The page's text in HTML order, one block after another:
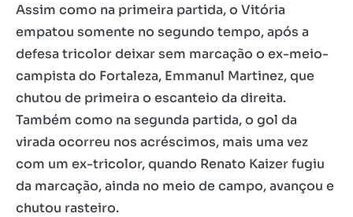
Assim como na primeira partida, o Vitória
empatou somente no segundo tempo, após a
defesa tricolor deixar sem marcação o ex-meio-
campista do Fortaleza, Emmanul Martinez, que
chutou de primeira o escanteio da direita.
Também como na segunda partida, o gol da
virada ocorreu nos acréscimos, mais uma vez
com um ex-tricolor, quando Renato Kaizer fugiu
da marcação, ainda no meio de campo, avançou e
chutou rasteiro.